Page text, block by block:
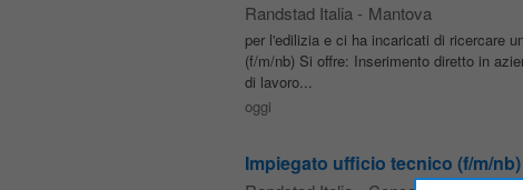
Randstad Italia - Mantova
per l'edilizia e ci ha incaricati di ricercare
(f/m/nb) Si offre: Inserimento diretto in
di lavoro...
oggi
Impiegato ufficio tecnico (f/m/nb)